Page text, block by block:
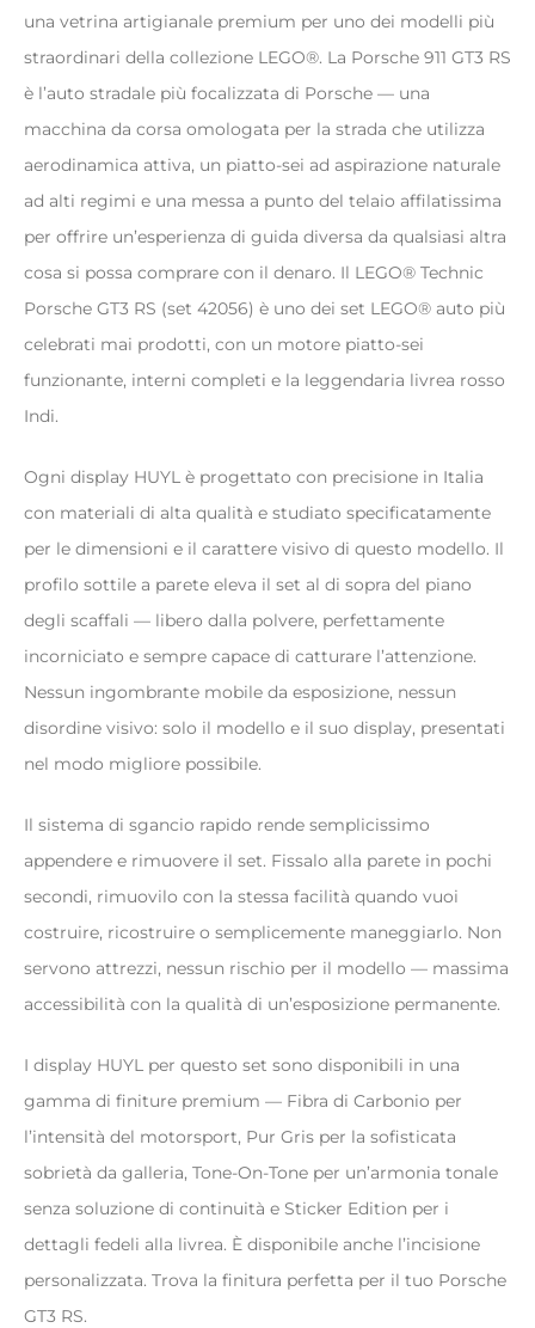
una vetrina artigianale premium per uno dei modelli più
straordinari della collezione LEGO®. La Porsche 911 GT3 RS
è l’auto stradale più focalizzata di Porsche — una
macchina da corsa omologata per la strada che utilizza
aerodinamica attiva, un piatto-sei ad aspirazione naturale
ad alti regimi e una messa a punto del telaio affilatissima
per offrire un’esperienza di guida diversa da qualsiasi altra
cosa si possa comprare con il denaro. Il LEGO® Technic
Porsche GT3 RS (set 42056) è uno dei set LEGO® auto più
celebrati mai prodotti, con un motore piatto-sei
funzionante, interni completi e la leggendaria livrea rosso
Indi.
Ogni display HUYL è progettato con precisione in Italia
con materiali di alta qualità e studiato specificatamente
per le dimensioni e il carattere visivo di questo modello. Il
profilo sottile a parete eleva il set al di sopra del piano
degli scaffali — libero dalla polvere, perfettamente
incorniciato e sempre capace di catturare l’attenzione.
Nessun ingombrante mobile da esposizione, nessun
disordine visivo: solo il modello e il suo display, presentati
nel modo migliore possibile.
Il sistema di sgancio rapido rende semplicissimo
appendere e rimuovere il set. Fissalo alla parete in pochi
secondi, rimuovilo con la stessa facilità quando vuoi
costruire, ricostruire o semplicemente maneggiarlo. Non
servono attrezzi, nessun rischio per il modello — massima
accessibilità con la qualità di un’esposizione permanente.
I display HUYL per questo set sono disponibili in una
gamma di finiture premium — Fibra di Carbonio per
l’intensità del motorsport, Pur Gris per la sofisticata
sobrietà da galleria, Tone-On-Tone per un’armonia tonale
senza soluzione di continuità e Sticker Edition per i
dettagli fedeli alla livrea. È disponibile anche l’incisione
personalizzata. Trova la finitura perfetta per il tuo Porsche
GT3 RS.